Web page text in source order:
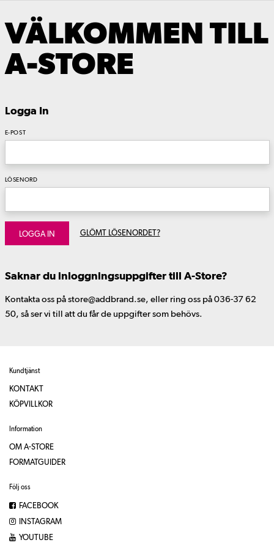
VÄLKOMMEN TILL
A-STORE
Logga In
E-POST
LÖSENORD
LOGGA IN GLÖMT LÖSENORDET?
Saknar du inloggningsuppgifter till A-Store?
Kontakta oss på store@addbrand.se, eller ring oss på 036-37 62
50, så ser vi till att du får de uppgifter som behövs.
Kundtjänst
KONTAKT
KÖPVILLKOR
Information
OM A-STORE
FORMATGUIDER
Följ oss
FACEBOOK
INSTAGRAM
YOUTUBE